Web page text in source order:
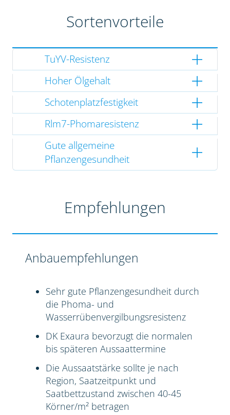
Sortenvorteile
TuYV-Resistenz
Hoher Ölgehalt
Schotenplatzfestigkeit
Rlm7-Phomaresistenz
Gute allgemeine
Pflanzengesundheit
Empfehlungen
Anbauempfehlungen
Sehr gute Pflanzengesundheit durch
die Phoma- und
Wasserrübenvergilbungsresistenz
DK Exaura bevorzugt die normalen
bis späteren Aussaattermine
Die Aussaatstärke sollte je nach
Region, Saatzeitpunkt und
Saatbettzustand zwischen 40-45
Körner/m² betragen